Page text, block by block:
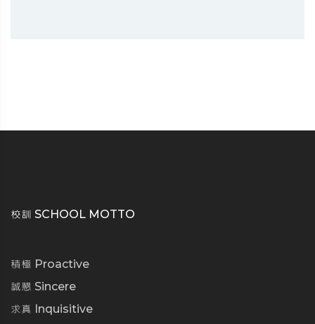
校訓 SCHOOL MOTTO
積極 Proactive
誠懇 Sincere
求真 Inquisitive